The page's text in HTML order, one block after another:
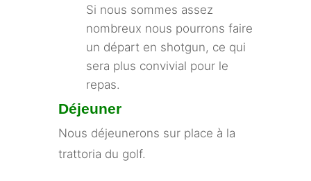
Si nous sommes assez
nombreux nous pourrons faire
un départ en shotgun, ce qui
sera plus convivial pour le
repas.
Déjeuner
Nous déjeunerons sur place à la
trattoria du golf.